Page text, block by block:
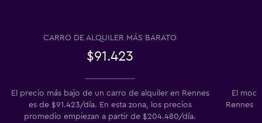
CARRO DE ALQUILER MÁS BARATO
$91.423
El precio más bajo de un carro de alquiler en Rennes
es de $91.423/día. En esta zona, los precios
promedio empiezan a partir de $204.480/día.
El
Rennes